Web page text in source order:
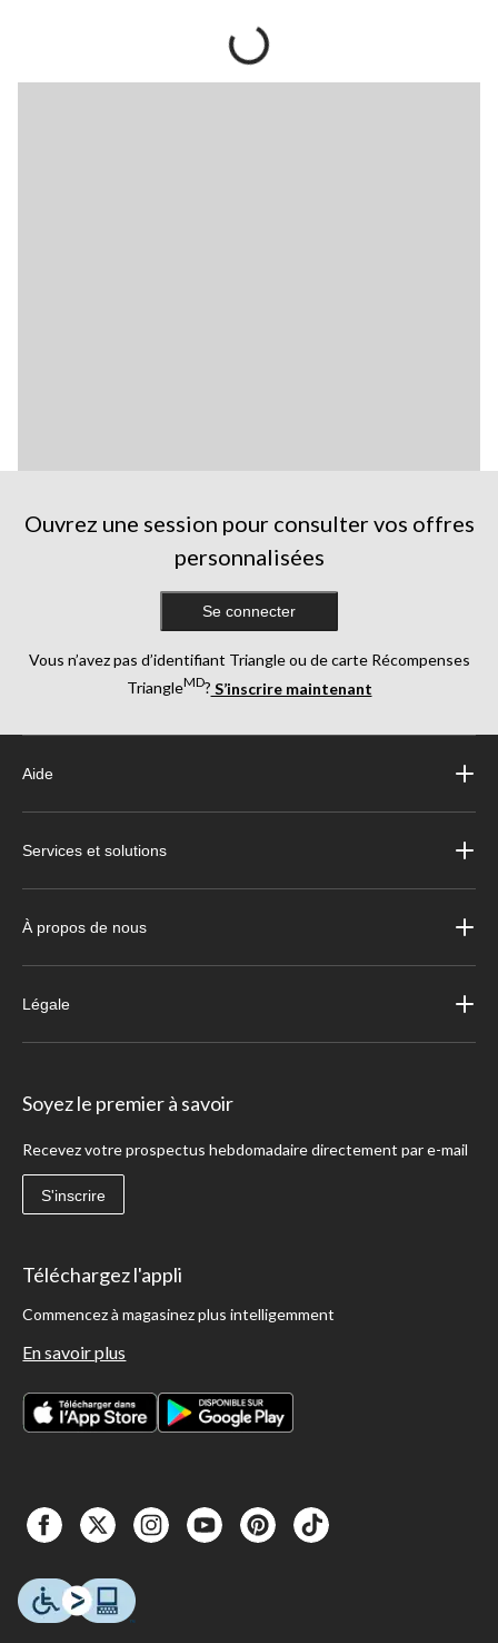
Ouvrez une session pour consulter vos offres
personnalisées
Se connecter
Vous n’avez pas d’identifiant Triangle ou de carte Récompenses
TriangleMD? S’inscrire maintenant
Aide
Services et solutions
À propos de nous
Légale
Soyez le premier à savoir
Recevez votre prospectus hebdomadaire directement par e-mail
S'inscrire
Téléchargez l'appli
Commencez à magasinez plus intelligemment
En savoir plus